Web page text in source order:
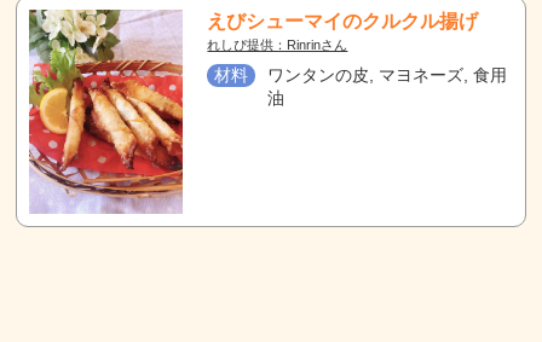
えびシューマイのクルクル揚げ
れしぴ提供：Rinrinさん
材料
ワンタンの皮, マヨネーズ, 食用
油